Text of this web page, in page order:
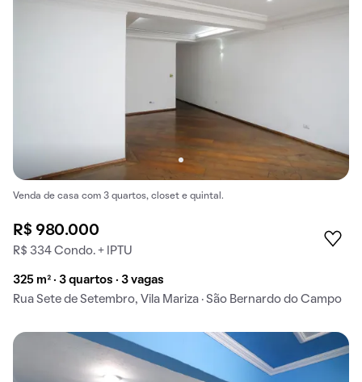
Venda de casa com 3 quartos, closet e quintal.
R$ 980.000
R$ 334 Condo. + IPTU
325 m² · 3 quartos · 3 vagas
Rua Sete de Setembro, Vila Mariza · São Bernardo do Campo